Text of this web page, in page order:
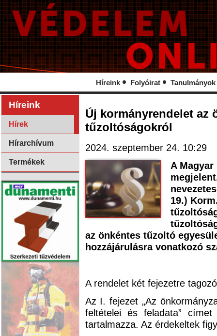
Híreink Folyóirat Tanulmányok
Híreink
Hírek
Hírarchívum
Termékek
Új kormányrendelet az
tűzoltóságokról
2024. szeptember 24. 10:29
A
19.)
az önkéntes tűzoltó
hozzájárulásra vonatkozó
A rendelet két fejezetre
Az I. fejezet „Az
feltételei és feladata”
tartalmazza. Az érdekeltek